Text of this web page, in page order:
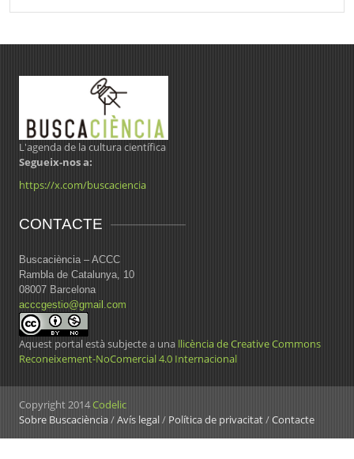
L'agenda de la cultura científica
Segueix-nos a:
https://x.com/buscaciencia
CONTACTE
Buscaciència – ACCC
Rambla de Catalunya, 10
08007 Barcelona
acccgestio@gmail.com
Aquest portal està subjecte a una llicència de Creative Commons
Reconeixement-NoComercial 4.0 Internacional
Copyright 2014Codelic
Sobre Buscaciència/Avís legal/ Política de privacitat/Contacte